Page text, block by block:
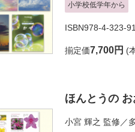
小学校低学年から
ISBN978-4-323-
揃定価7,700円 (
ほんとうの
小宮 輝之 監修／